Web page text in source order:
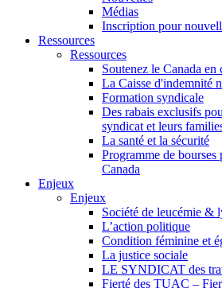
Médias
Inscription pour
Ressources
Ressources
Soutenez le Canada
La Caisse d'indemnité
Formation syndicale
Des rabais exclusifs
syndicat et leurs
La santé et la sécurité
Programme de
Canada
Enjeux
Enjeux
Société de leucémie &
L’action politique
Condition féminine et
La justice sociale
LE SYNDICAT des
Fierté des TUAC –